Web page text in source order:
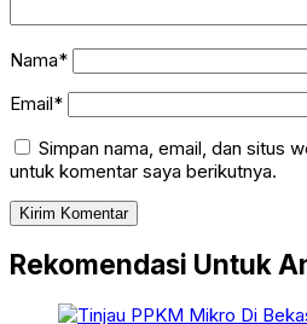
Nama*
Email*
Simpan nama, email, dan situs
untuk komentar saya berikutnya.
Rekomendasi Untuk